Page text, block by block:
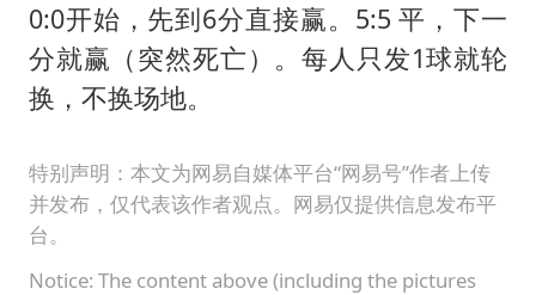
0:0开始，先到6分直接赢。5:5 平，下一
分就赢（突然死亡）。每人只发1球就轮
换，不换场地。
特别声明：本文为网易自媒体平台“网易号”作者上传
并发布，仅代表该作者观点。网易仅提供信息发布平
台。
Notice: The content above (including the pictures